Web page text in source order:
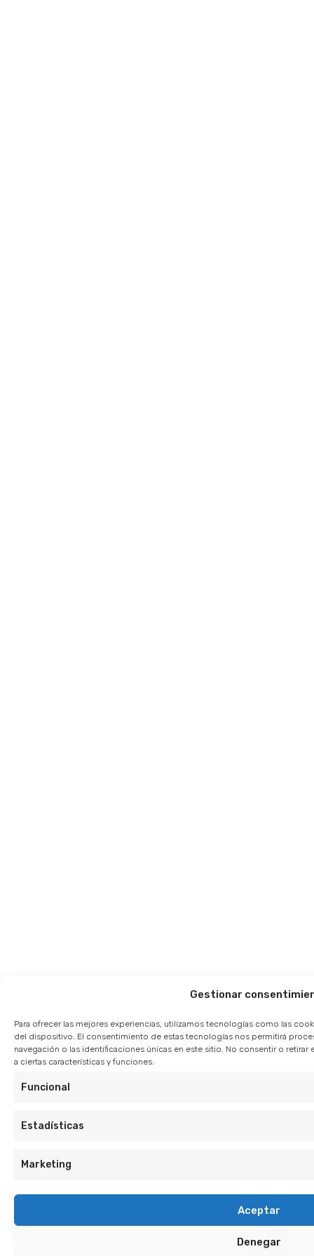
Gestionar
Para ofrecer las mejores experiencias, utilizamos tecnologías como las
del dispositivo. El consentimiento de estas tecnologías nos permitirá
navegación o las identificaciones únicas en este sitio. No consentir o
a ciertas características y funciones.
Funcional
Estadísticas
Marketing
Aceptar
Denegar